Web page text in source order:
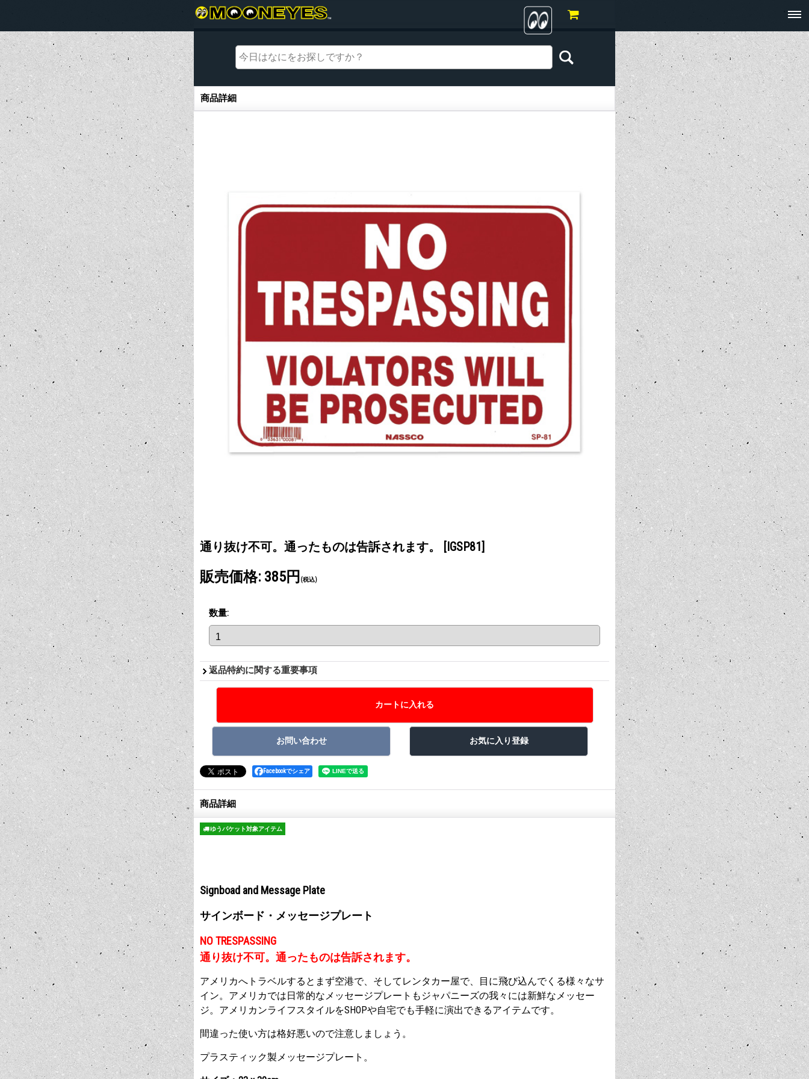
商品詳細
商品詳細
通り抜け不可。通ったものは告訴されます。 [IGSP81]
販売価格: 385円 (税込)
数量:
返品特約に関する重要事項
Facebookでシェア
商品詳細
ゆうパケット対象アイテム
Signboad and Message Plate
サインボード・メッセージプレート
NO TRESPASSING
通り抜け不可。通ったものは告訴されます。
アメリカへトラベルするとまず空港で、そしてレンタカー屋で、目に飛び込んでくる様々なサ
イン。アメリカでは日常的なメッセージプレートもジャパニーズの我々には新鮮なメッセー
ジ。アメリカンライフスタイルをSHOPや自宅でも手軽に演出できるアイテムです。
間違った使い方は格好悪いので注意しましょう。
プラスティック製メッセージプレート。